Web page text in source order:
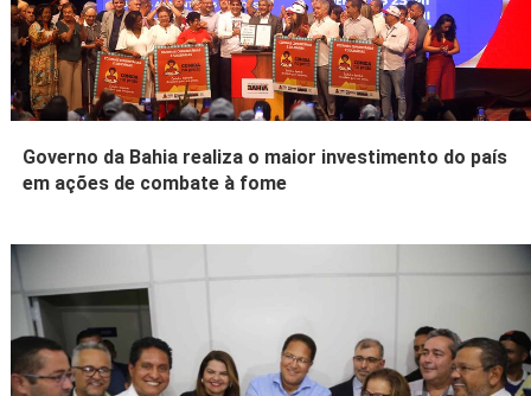
Governo da Bahia realiza o maior investimento do país
em ações de combate à fome